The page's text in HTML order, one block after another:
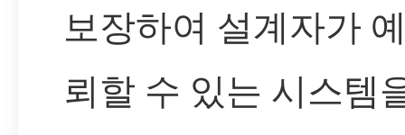
보장하여 설계자가
뢰할 수 있는 시스템